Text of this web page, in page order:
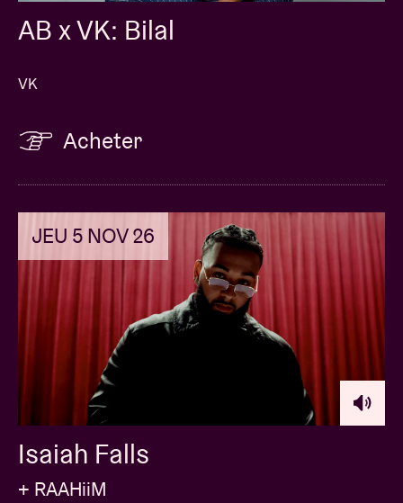
AB x VK: Bilal
VK
Acheter
JEU 5 NOV 26
Isaiah Falls
+ RAAHiiM